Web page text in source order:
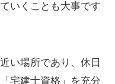
いくことも大事です
い場所であり、休日
宅建士資格」を充分